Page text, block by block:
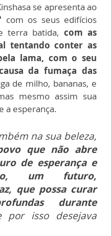
se apresenta ao
com os seus edifícios
terra batida, com as
tentando conter as
lama, com o seu
da fumaça das
de milho, bananas, e
mesmo assim sua
a esperança.
na sua beleza,
que não abre
de esperança e
um futuro,
que possa curar
durante
por isso desejava